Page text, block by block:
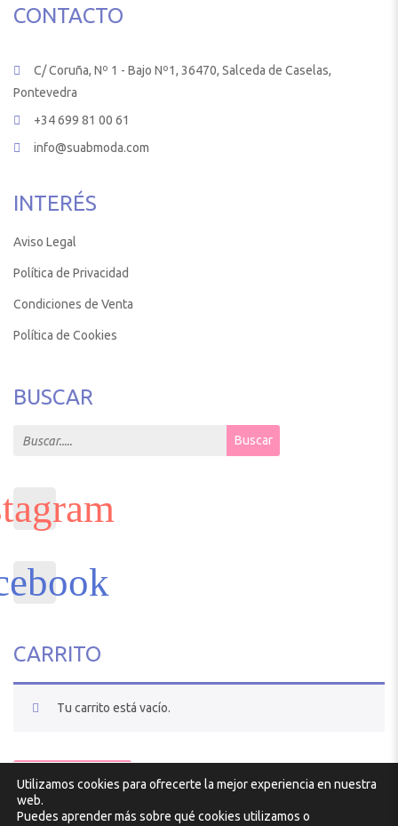
CONTACTO
C/ Coruña, Nº 1 - Bajo Nº1, 36470, Salceda de Caselas,
Pontevedra
+34 699 81 00 61
info@suabmoda.com
INTERÉS
Aviso Legal
Política de Privacidad
Condiciones de Venta
Política de Cookies
BUSCAR
Search for: Buscar
CARRITO
Tu carrito está vacío.
VOLVER A LA TIENDA
Utilizamos cookies para ofrecerte la mejor experiencia en nuestra
web.
Puedes aprender más sobre qué cookies utilizamos o